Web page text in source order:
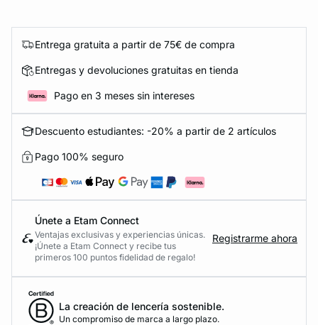
Entrega gratuita a partir de 75€ de compra
Entregas y devoluciones gratuitas en tienda
Pago en 3 meses sin intereses
Descuento estudiantes: -20% a partir de 2 artículos
Pago 100% seguro
Únete a Etam Connect
Ventajas exclusivas y experiencias únicas.
¡Únete a Etam Connect y recibe tus
primeros 100 puntos fidelidad de regalo!
Registrarme ahora
La creación de lencería sostenible.
Un compromiso de marca a largo plazo.